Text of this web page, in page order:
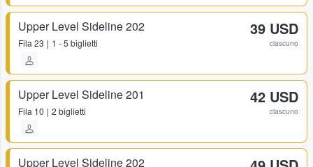
Upper Level Sideline 202
Fila 23 1 - 5 biglietti
39 USD
ciascuno
Upper Level Sideline 201
Fila 10 2 biglietti
42 USD
ciascuno
Upper Level Sideline 202